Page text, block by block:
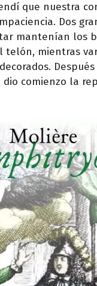
que nuestra
Dos
mantenían los
telón, mientras
comienzo la